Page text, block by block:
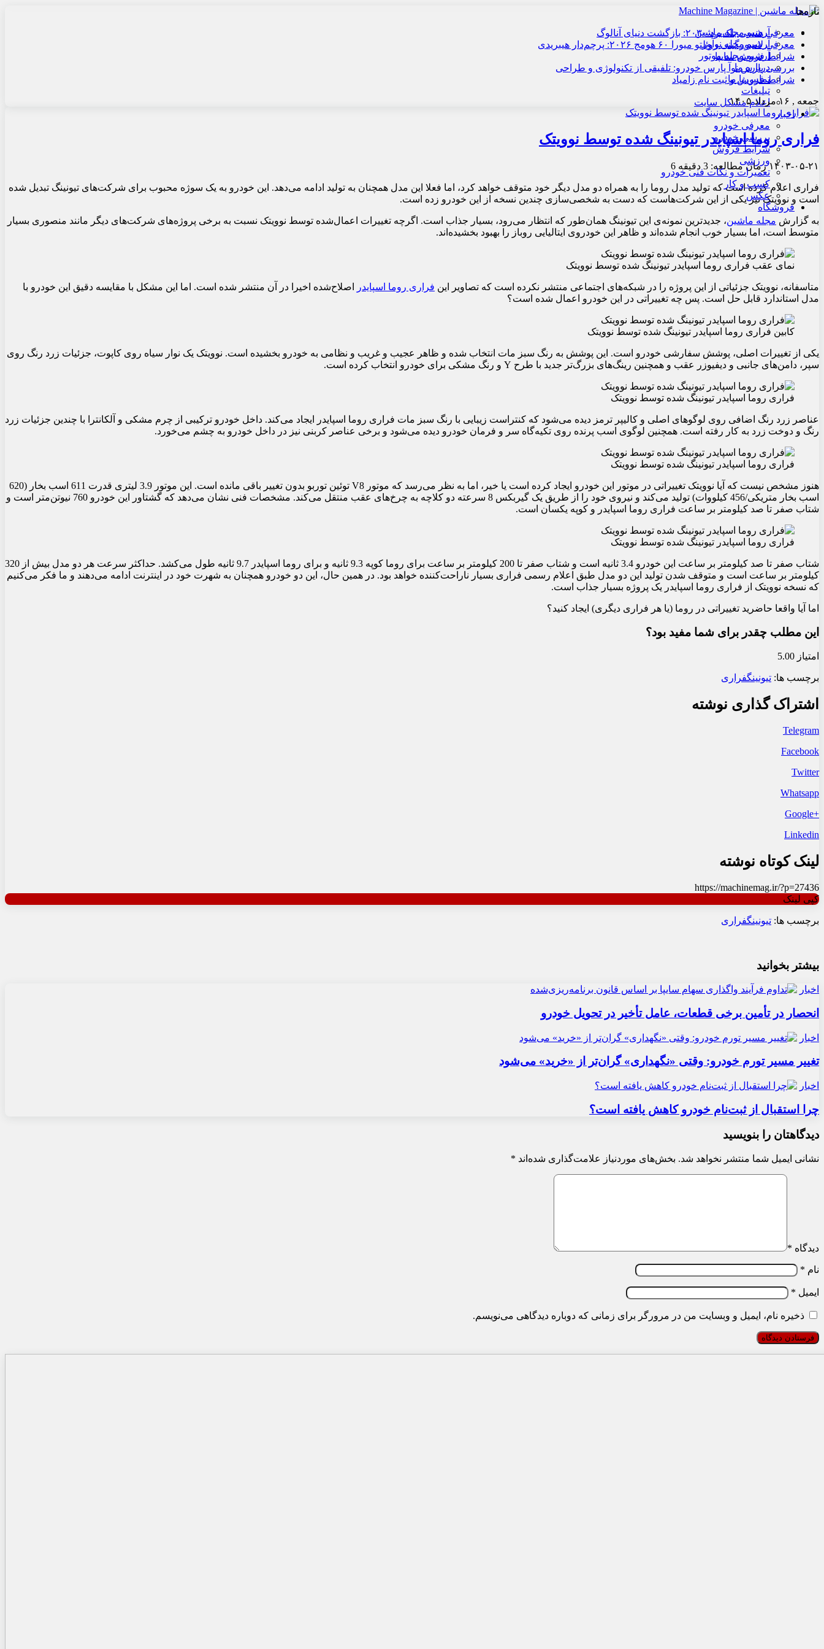
آرشیو مجله ماشین
آرشیو مجله نوآور
آرشیو مجله موتور
درباره ما
تماس با ما
تبلیغات
اعلام مشکل سایت
اخبار
معرفی خودرو
بررسی خودرو
شرایط فروش
ورزشی
تعمیرات و نکات فنی خودرو
کسب و کار
عکس
فروشگاه
تازه‌ها
معرفی هنسی بلک‌برد ۲۰۳۰: بازگشت دنیای آنالوگ
معرفی لامبورگینی روئلتو میورا ۶۰ هومج ۲۰۲۶: پرچم‌دار هیبریدی
شرایط فروش سایپا
بررسی پارس نوآ پارس خودرو: تلفیقی از تکنولوژی و طراحی
شرایط فروش و ثبت نام زامیاد
جمعه , ۱۶ مرداد ۱۴۰۵
فراری روما اسپایدر تیونینگ شده توسط نوویتک
۱۴۰۳-۰۵-۲۱زمان مطالعه: 3 دقیقه
فراری اعلام کرده است که تولید مدل روما را به همراه دو مدل دیگر خود متوقف خواهد کرد، اما فعلا این مدل همچنان به تولید ادامه می‌دهد. این خودرو به یک سوژه محبوب برای شرکت‌های تیونینگ تبدیل شده
است و نوویتک نیز یکی از این شرکت‌هاست که دست به شخصی‌سازی چندین نسخه از این خودرو زده است.
به گزارش مجله ماشین، جدیدترین نمونه‌ی این تیونینگ همان‌طور که انتظار می‌رود، بسیار جذاب است. اگرچه تغییرات اعمال‌شده توسط نوویتک نسبت به برخی پروژه‌های شرکت‌های دیگر مانند منصوری بسیار
متوسط است، اما بسیار خوب انجام شده‌اند و ظاهر این خودروی ایتالیایی روباز را بهبود بخشیده‌اند.
نمای عقب فراری روما اسپایدر تیونینگ شده توسط نوویتک
متاسفانه، نوویتک جزئیاتی از این پروژه را در شبکه‌های اجتماعی منتشر نکرده است که تصاویر این فراری روما اسپایدر
اصلاح‌شده اخیرا در آن منتشر شده است. اما این مشکل با مقایسه دقیق این خودرو با
مدل استاندارد قابل حل است. پس چه تغییراتی در این خودرو اعمال شده است؟
کابین فراری روما اسپایدر تیونینگ شده توسط نوویتک
یکی از تغییرات اصلی، پوشش سفارشی خودرو است. این پوشش به رنگ سبز مات انتخاب شده و ظاهر عجیب و غریب و نظامی به خودرو بخشیده است. نوویتک یک نوار سیاه روی کاپوت، جزئیات زرد رنگ روی
سپر، دامن‌های جانبی و دیفیوزر عقب و همچنین رینگ‌های بزرگ‌تر جدید با طرح Y و رنگ مشکی برای خودرو انتخاب کرده است.
فراری روما اسپایدر تیونینگ شده توسط نوویتک
عناصر زرد رنگ اضافی روی لوگوهای اصلی و کالیپر ترمز دیده می‌شود که کنتراست زیبایی با رنگ سبز مات فراری روما اسپایدر ایجاد می‌کند. داخل خودرو ترکیبی از چرم مشکی و آلکانترا با چندین جزئیات زرد
رنگ و دوخت زرد به کار رفته است. همچنین لوگوی اسب پرنده روی تکیه‌گاه سر و فرمان خودرو دیده می‌شود و برخی عناصر کربنی نیز در داخل خودرو به چشم می‌خورد.
فراری روما اسپایدر تیونینگ شده توسط نوویتک
هنوز مشخص نیست که آیا نوویتک تغییراتی در موتور این خودرو ایجاد کرده است یا خیر، اما به نظر می‌رسد که موتور V8 توئین توربو بدون تغییر باقی مانده است. این موتور 3.9 لیتری قدرت 611 اسب بخار (620
اسب بخار متریکی/456 کیلووات) تولید می‌کند و نیروی خود را از طریق یک گیربکس 8 سرعته دو کلاچه به چرخ‌های عقب منتقل می‌کند. مشخصات فنی نشان می‌دهد که گشتاور این خودرو 760 نیوتن‌متر است و
شتاب صفر تا صد کیلومتر بر ساعت فراری روما اسپایدر و کوپه یکسان است.
فراری روما اسپایدر تیونینگ شده توسط نوویتک
شتاب صفر تا صد کیلومتر بر ساعت این خودرو 3.4 ثانیه است و شتاب صفر تا 200 کیلومتر بر ساعت برای روما کوپه 9.3 ثانیه و برای روما اسپایدر 9.7 ثانیه طول می‌کشد. حداکثر سرعت هر دو مدل بیش از 320
کیلومتر بر ساعت است و متوقف شدن تولید این دو مدل طبق اعلام رسمی فراری بسیار ناراحت‌کننده خواهد بود. در همین حال، این دو خودرو همچنان به شهرت خود در اینترنت ادامه می‌دهند و ما فکر می‌کنیم
که نسخه نوویتک از فراری روما اسپایدر یک پروژه بسیار جذاب است.
اما آیا واقعا حاضرید تغییراتی در روما (یا هر فراری دیگری) ایجاد کنید؟
این مطلب چقدر برای شما مفید بود؟
امتیاز 5.00
برچسب ها: تیونینگفراری
اشتراک گذاری نوشته
Telegram
Facebook
Twitter
Whatsapp
+Google
Linkedin
لینک کوتاه نوشته
https://machinemag.ir/?p=27436
کپی لینک
برچسب ها: تیونینگفراری
بیشتر بخوانید
اخبار
انحصار در تأمین برخی قطعات، عامل تأخیر در تحویل خودرو
اخبار
تغییر مسیر تورم خودرو: وقتی «نگهداری» گران‌تر از «خرید» می‌شود
اخبار
چرا استقبال از ثبت‌نام خودرو کاهش یافته است؟
دیدگاهتان را بنویسید
نشانی ایمیل شما منتشر نخواهد شد. بخش‌های موردنیاز علامت‌گذاری شده‌اند *
دیدگاه *
نام *
ایمیل *
ذخیره نام، ایمیل و وبسایت من در مرورگر برای زمانی که دوباره دیدگاهی می‌نویسم.